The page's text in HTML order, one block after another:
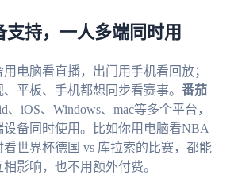
支持，一人多端同时用
电脑看直播，出门用手机看回放；
平板、手机都想同步看赛事。 番茄
、iOS、Windows、mac等多个平台，
设备同时使用。比如你用电脑看NBA
世界杯德国 vs 库拉索的比赛，都能
影响，也不用额外付费。